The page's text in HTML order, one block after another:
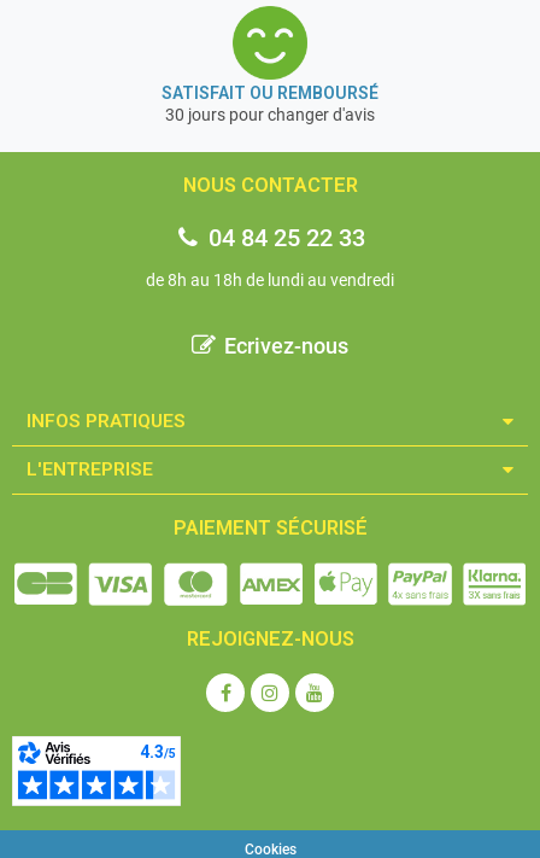
SATISFAIT OU REMBOURSÉ
30 jours pour changer d'avis
NOUS CONTACTER
04 84 25 22 33
de 8h au 18h de lundi au vendredi
Ecrivez-nous
INFOS PRATIQUES​
L'ENTREPRISE​
PAIEMENT SÉCURISÉ
REJOIGNEZ-NOUS
Cookies